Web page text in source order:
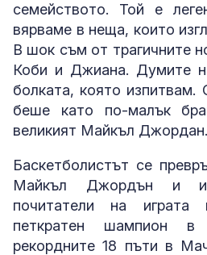
семейството. Той е
вярваме в неща, които
В шок съм от трагичните
Коби и Джиана. Думите
болката, която
беше като по-малък
великият Майкъл Джордан.
Баскетболистът се
Майкъл Джордън и
почитатели на
петкратен шампион
рекордните 18 пъти в